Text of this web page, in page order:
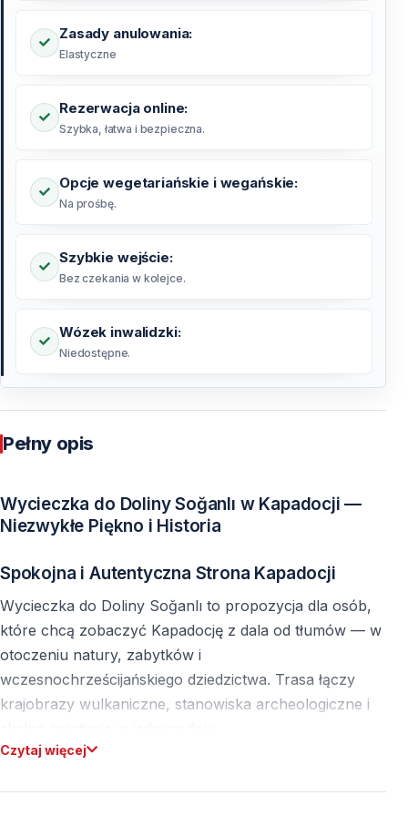
Zasady anulowania:
Elastyczne
Rezerwacja online:
Szybka, łatwa i bezpieczna.
Opcje wegetariańskie i wegańskie:
Na prośbę.
Szybkie wejście:
Bez czekania w kolejce.
Wózek inwalidzki:
Niedostępne.
Pełny opis
Wycieczka do Doliny Soğanlı w Kapadocji —
Niezwykłe Piękno i Historia
Spokojna i Autentyczna Strona Kapadocji
Wycieczka do Doliny Soğanlı to propozycja dla osób,
które chcą zobaczyć Kapadocję z dala od tłumów — w
otoczeniu natury, zabytków i
wczesnochrześcijańskiego dziedzictwa. Trasa łączy
krajobrazy wulkaniczne, stanowiska archeologiczne i
Program Wycieczki do Doliny Soğanlı
Czytaj więcej